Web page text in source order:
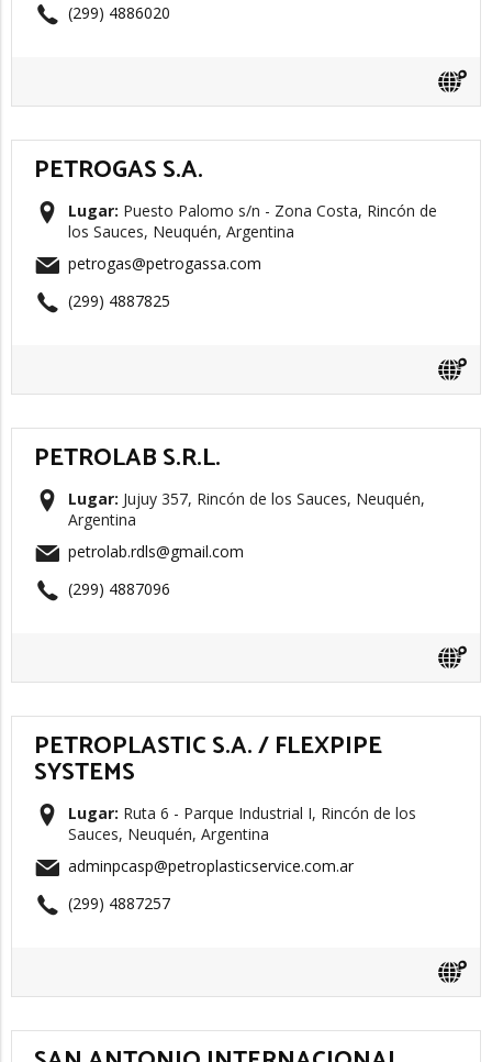
(299) 4886020
PETROGAS S.A.
Lugar: Puesto Palomo s/n - Zona Costa, Rincón de
los Sauces, Neuquén, Argentina
petrogas@petrogassa.com
(299) 4887825
PETROLAB S.R.L.
Lugar: Jujuy 357, Rincón de los Sauces, Neuquén,
Argentina
petrolab.rdls@gmail.com
(299) 4887096
PETROPLASTIC S.A. / FLEXPIPE
SYSTEMS
Lugar: Ruta 6 - Parque Industrial I, Rincón de los
Sauces, Neuquén, Argentina
adminpcasp@petroplasticservice.com.ar
(299) 4887257